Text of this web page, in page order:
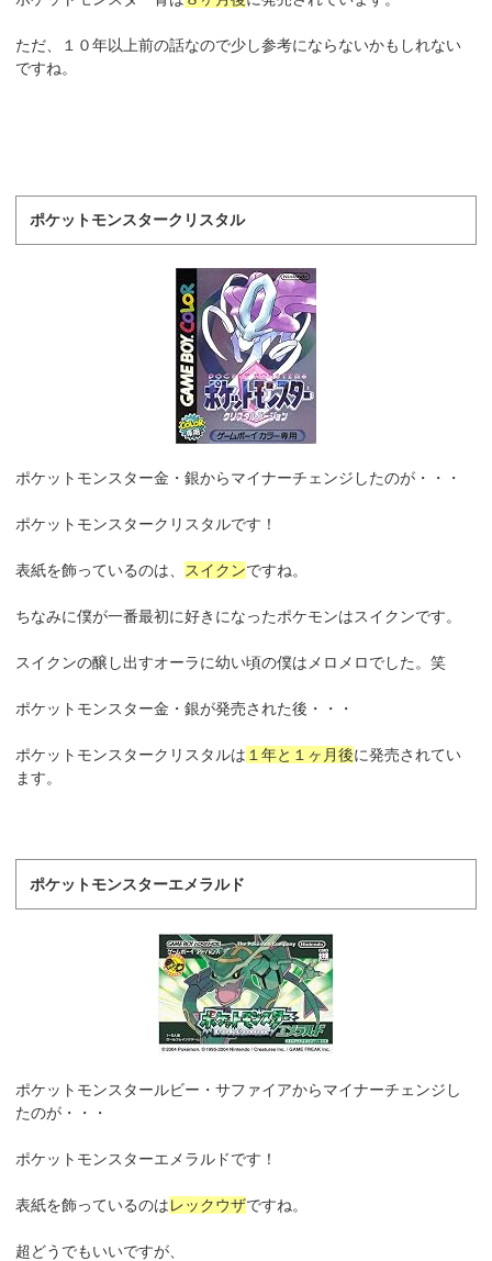
ただ、１０年以上前の話なので少し参考にならないかもしれない
ですね。
ポケットモンスタークリスタル
ポケットモンスター金・銀からマイナーチェンジしたのが・・・
ポケットモンスタークリスタルです！
表紙を飾っているのは、 スイクンですね。
ちなみに僕が一番最初に好きになったポケモンはスイクンです。
スイクンの醸し出すオーラに幼い頃の僕はメロメロでした。笑
ポケットモンスター金・銀が発売された後・・・
ポケットモンスタークリスタルは １年と１ヶ月後に発売されてい
ます。
ポケットモンスターエメラルド
ポケットモンスタールビー・サファイアからマイナーチェンジし
たのが・・・
ポケットモンスターエメラルドです！
表紙を飾っているのはレックウザですね。
超どうでもいいですが、